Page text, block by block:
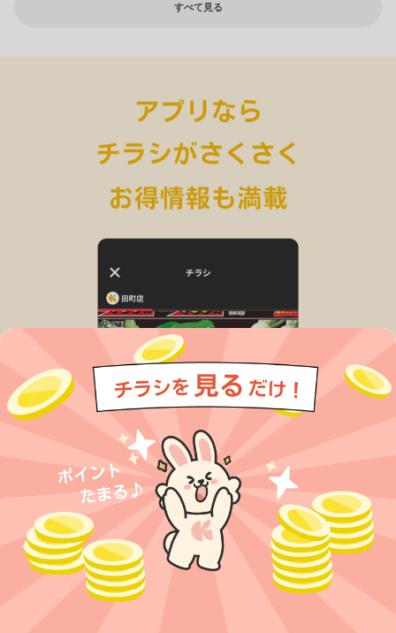
すべて見る